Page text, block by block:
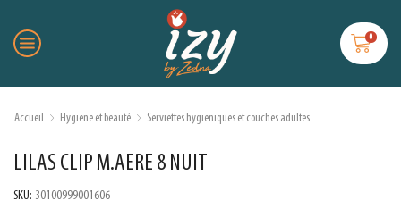
0
Accueil Hygiene et beauté Serviettes hygieniques et couches adultes
LILAS CLIP M.AERE 8 NUIT
SKU: 30100999001606